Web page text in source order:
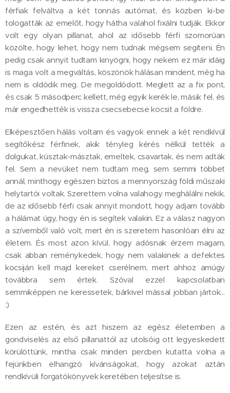
férfiak felváltva a két tonnás autómat, és közben ki-be
tologatták az emelőt, hogy hátha valahol fixálni tudják. Ekkor
volt egy olyan pillanat, ahol az idősebb férfi szomorúan
közölte, hogy lehet, hogy nem tudnak mégsem segíteni. Én
pedig csak annyit tudtam kinyögni, hogy nekem ez már idáig
is maga volt a megváltás, köszönök hálásan mindent, még ha
nem is oldódik meg. De megoldódott. Meglett az a fix pont,
és csak 5 másodperc kellett, még egyik kerék le, másik fel, és
már engedhették is vissza csecsebecse kocsit a földre.
Elképesztően hálás voltam és vagyok ennek a két rendkívül
segítőkész férfinek, akik tényleg kérés nélkül tették a
dolgukat, kúsztak-másztak, emeltek, csavartak, és nem adták
fel. Sem a nevüket nem tudtam meg, sem semmi többet
annál, minthogy egészen biztos a mennyország földi műszaki
helytartói voltak. Szerettem volna valahogy meghálálni nekik,
de az idősebb férfi csak annyit mondott, hogy adjam tovább
a hálámat úgy, hogy én is segítek valakin. Ez a válasz nagyon
a szívemből való volt, mert én is szeretem hasonlóan élni az
életem. És most azon kívül, hogy adósnak érzem magam,
csak abban reménykedek, hogy nem valakinek a defektes
kocsiján kell majd kereket cserélnem, mert ahhoz amúgy
továbbra sem értek. Szóval ezzel kapcsolatban
semmiképpen ne keressetek, bárkivel mással jobban jártok…
:)
Ezen az estén, és azt hiszem az egész életemben a
gondviselés az első pillanattól az utolsóig ott legyeskedett
körülöttünk, mintha csak minden percben kutatta volna a
fejünkben elhangzó kívánságokat, hogy azokat aztán
rendkívüli forgatókönyvek keretében teljesítse is.